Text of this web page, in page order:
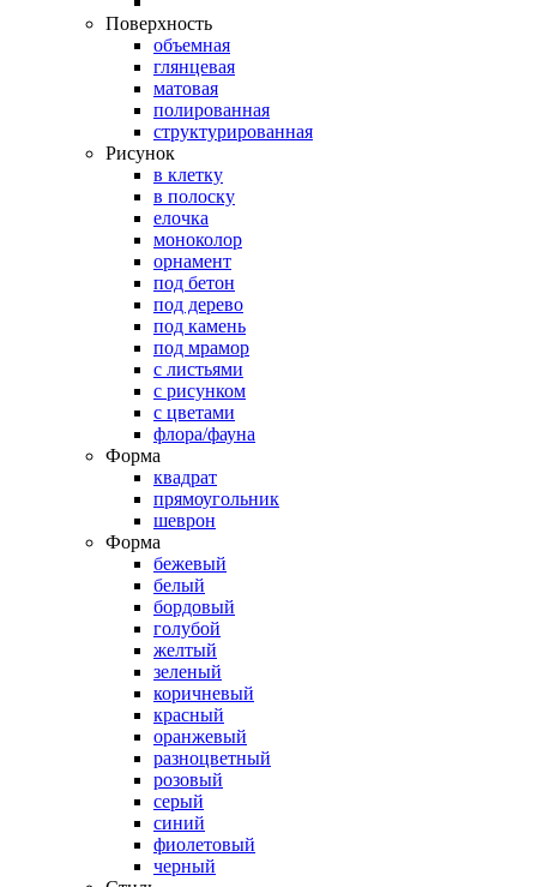
Поверхность
объемная
глянцевая
матовая
полированная
структурированная
Рисунок
в клетку
в полоску
елочка
моноколор
орнамент
под бетон
под дерево
под камень
под мрамор
с листьями
с рисунком
с цветами
флора/фауна
Форма
квадрат
прямоугольник
шеврон
Форма
бежевый
белый
бордовый
голубой
желтый
зеленый
коричневый
красный
оранжевый
разноцветный
розовый
серый
синий
фиолетовый
черный